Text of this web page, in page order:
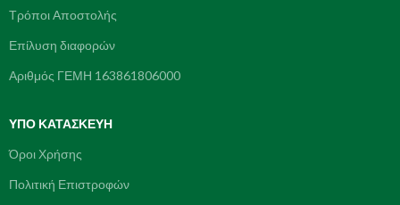
Τρόποι Αποστολής
Επίλυση διαφορών
Αριθμός ΓΕΜΗ 163861806000
ΥΠΌ ΚΑΤΑΣΚΕΥΗ
Όροι Χρήσης
Πολιτική Επιστροφών